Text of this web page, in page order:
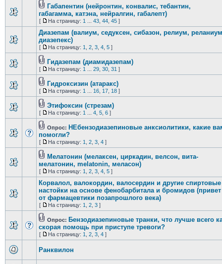
Габапентин (нейронтин, конвалис, тебантин,
габагамма, катэна, нейралгин, габалепт)
[ На страницу: 1 43, 44, 45]
Диазепам (валиум, седуксен, сибазон, релиум,
диазепекс)
[ На страницу: 1 2, 3, 4, 5]
Гидазепам (диамидазепам)
[ На страницу: 1 29, 30, 31 ]
Гидроксизин (атаракс)
[ На страницу: 1 16, 17, 18]
Этифоксин (стрезам)
[ На страницу: 1 4, 5, 6]
Опрос: НЕбензодиазепиновые анксиолитики, какие
помогли?
[ На страницу: 1 2, 3, 4]
Мелатонин (мелаксен, циркадин, велсон, вита-
мелатонин, melatonin, меласон)
[ На страницу: 1 2, 3, 4, 5]
Корвалол, валокордин, валосердин и другие спиртовые
настойки на основе фенобарбитала и бромидов (привет
от фармацевтики позапрошлого века)
[ На страницу: 1 2, 3]
Опрос: Бензодиазепиновые транки, что лучше всего
скорая помощь при приступе тревоги?
[ На страницу: 1 2, 3, 4]
Ранквилон